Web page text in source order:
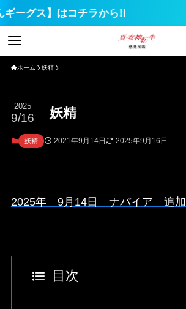
ホーム 妖精
妖精
2025
9/16
妖精 2021年9月14日 2025年9月16日
2025年 9月14日 ナパイア 追加
目次